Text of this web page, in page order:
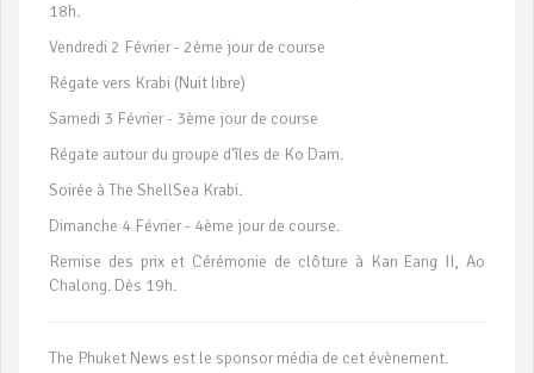
18h.
Vendredi 2 Février - 2ème jour de course
Régate vers Krabi (Nuit libre)
Samedi 3 Février - 3ème jour de course
Régate autour du groupe d'îles de Ko Dam.
Soirée à The ShellSea Krabi.
Dimanche 4 Février - 4ème jour de course.
Remise des prix et Cérémonie de clôture à Kan Eang II, Ao
Chalong. Dès 19h.
The Phuket News est le sponsor média de cet évènement.